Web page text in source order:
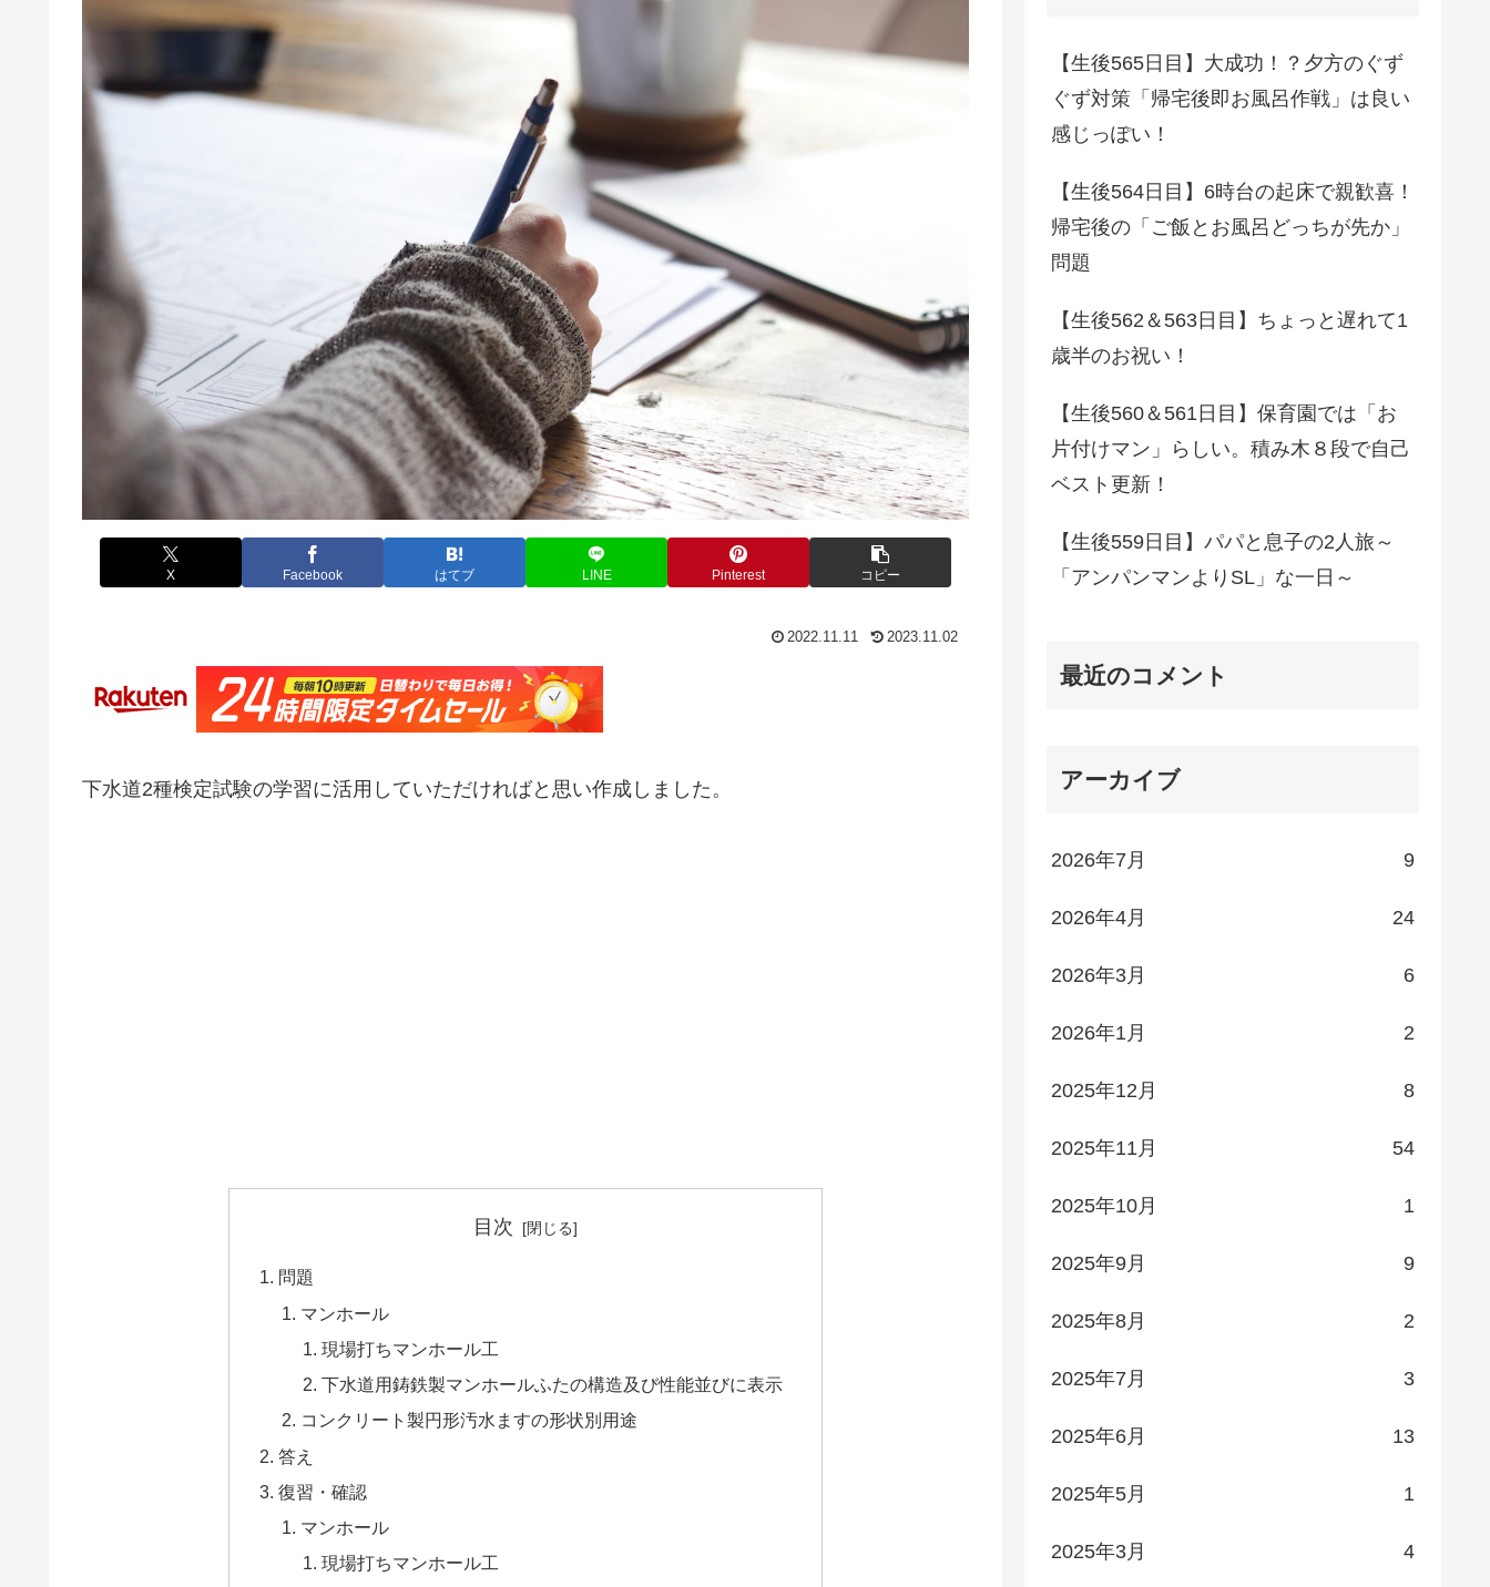
X Facebook はてブ LINE Pinterest コピー
2022.11.11 2023.11.02
下水道2種検定試験の学習に活用していただければと思い作成しました。
目次
問題
マンホール
現場打ちマンホール工
下水道用鋳鉄製マンホールふたの構造及び性能並びに表示
コンクリート製円形汚水ますの形状別用途
答え
復習・確認
マンホール
現場打ちマンホール工
【生後565日目】大成功！？夕方のぐず
ぐず対策「帰宅後即お風呂作戦」は良い
感じっぽい！
【生後564日目】6時台の起床で親歓喜！
帰宅後の「ご飯とお風呂どっちが先か」
問題
【生後562＆563日目】ちょっと遅れて1
歳半のお祝い！
【生後560＆561日目】保育園では「お
片付けマン」らしい。積み木８段で自己
ベスト更新！
【生後559日目】パパと息子の2人旅～
「アンパンマンよりSL」な一日～
最近のコメント
アーカイブ
2026年7月 9
2026年4月 24
2026年3月 6
2026年1月 2
2025年12月 8
2025年11月 54
2025年10月 1
2025年9月 9
2025年8月 2
2025年7月 3
2025年6月 13
2025年5月 1
2025年3月 4